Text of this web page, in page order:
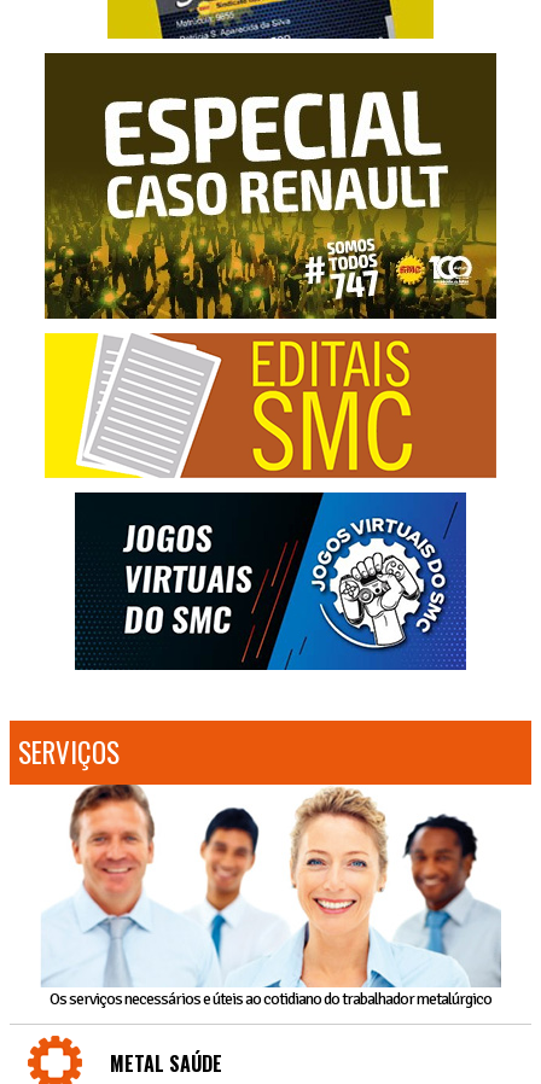
SERVIÇOS
Os serviços necessários e úteis ao cotidiano do trabalhador metalúrgico
METAL SAÚDE